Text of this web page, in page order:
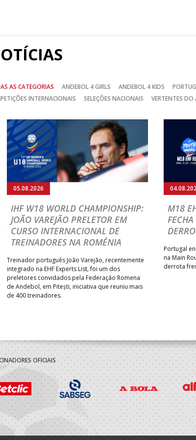
AS CATEGORIAS ANDEBOL 4 GIRLS ANDEBOL 4 KIDS
INTERNACIONAIS
SELEÇÕES NACIONAIS VERTENTES
05.08.2026
IHF W18 WORLD CHAMPIONSHIP:
JOÃO VAREJÃO PRELETOR EM
CURSO INTERNACIONAL DE
TREINADORES NA ROMÉNIA
Treinador português João Varejão, recentemente
integrado na EHF Experts List, foi um dos
preletores convidados pela Federação Romena
de Andebol, em Pitești, iniciativa que reuniu mais
de 400 treinadores.
M18
Portugal
na Main
derrota
OFICIAIS